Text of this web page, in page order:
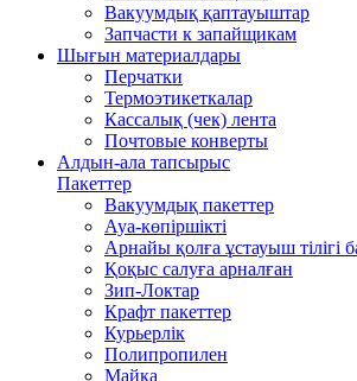
Вакуумдық қаптауыштар
Запчасти к запайщикам
Шығын материалдары
Перчатки
Термоэтикеткалар
Кассалық (чек) лента
Почтовые конверты
Алдын-ала тапсырыс
Пакеттер
Вакуумдық пакеттер
Ауа-көпіршікті
Арнайы қолға ұстауыш тілігі
Қоқыс салуға арналған
Зип-Локтар
Крафт пакеттер
Курьерлік
Полипропилен
Майка